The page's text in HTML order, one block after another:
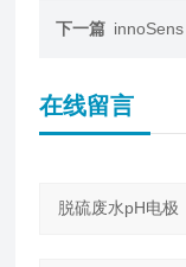
下一篇
在线留言